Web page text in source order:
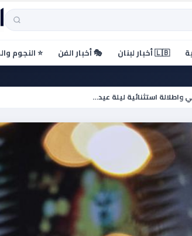
🇱🇧 أخبار لبنان 🎭 أخبار الفن ⭐ النجوم
استثنائية ليلة عيد…